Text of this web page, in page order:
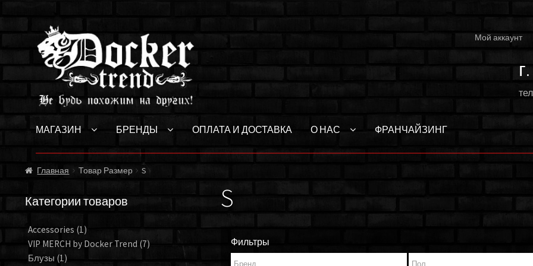
Перейти
к
навигации
Перейти
к
содержимому
Мой аккаунт
МАГАЗИН БРЕНДЫ ОПЛАТА И ДОСТАВКА О НАС ФРАНЧАЙЗИНГ
Главная Товар Размер S
S
Фильтры
Категории товаров
Accessories (1)
VIP MERCH by Docker Trend (7)
Блузы (1)